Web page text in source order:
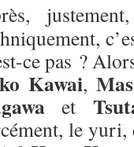
ce pas ?
Kawai,
et
le yuri,